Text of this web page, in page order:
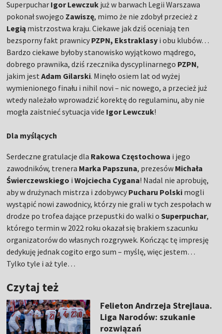
Superpuchar Igor Lewczuk już w barwach Legii Warszawa
pokonał swojego Zawiszę, mimo że nie zdobył przecież z
Legią mistrzostwa kraju. Ciekawe jak dziś oceniają ten
bezsporny fakt prawnicy PZPN, Ekstraklasy i obu klubów…
Bardzo ciekawe byłoby stanowisko wyjątkowo mądrego,
dobrego prawnika, dziś rzecznika dyscyplinarnego PZPN,
jakim jestAdam Gilarski. Minęło osiem lat od wyżej
wymienionego finału i nihil novi – nic nowego, a przecież już
wtedy należało wprowadzić korektę do regulaminu, aby nie
mogła zaistnieć sytuacja vide Igor Lewczuk!
Dla myślących
Serdeczne gratulacje dla Rakowa Częstochowa i jego
zawodników, trenera Marka Papszuna, prezesów Michała
Świerczewskiego iWojciecha Cygana! Nadal nie aprobuję,
aby w drużynach mistrza i zdobywcy Pucharu Polski mogli
wystąpić nowi zawodnicy, którzy nie grali w tych zespołach w
drodze po trofea dające przepustki do walki oSuperpuchar,
którego termin w 2022 roku okazał się brakiem szacunku
organizatorów do własnych rozgrywek. Kończąc tę impresję
dedykuję jednak cogito ergo sum – myślę, więc jestem…
Tylko tyle i aż tyle…
Czytaj też
Felieton Andrzeja Strejlaua.
Liga Narodów: szukanie
rozwiązań